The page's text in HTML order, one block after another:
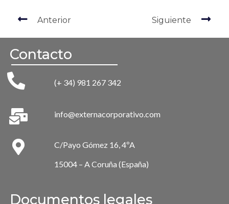
Anterior Siguiente
Contacto
(+ 34) 981 267 342
info@externacorporativo.com
C/Payo Gómez 16, 4ºA
15004 – A Coruña (España)
Documentos legales